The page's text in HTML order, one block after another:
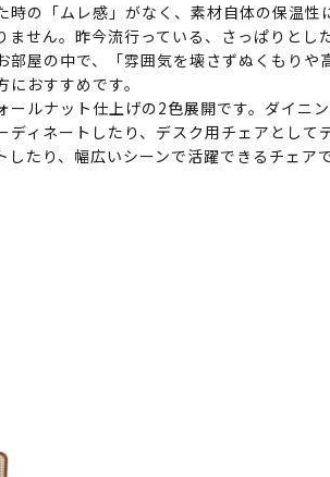
時の「ムレ感」がなく、素材自体の保温性
ません。昨今流行っている、さっぱりとし
部屋の中で、「雰囲気を壊さずぬくもりや
おすすめです。
ールナット仕上げの2色展開です。ダイニ
ディネートしたり、デスク用チェアとして
したり、幅広いシーンで活躍できるチェアで